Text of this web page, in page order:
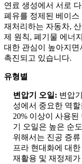
연료 생성에서 서로
폐유를 정제된 베이
재처리하는 자동차,
제 원칙, 폐기물 에너
대한 관심이 높아지면
촉진되고 있습니다.
유형별
변압기 오일: 변압
성에서 중요한 역
20% 이상이 사용
기 오일은 높은 순
위해서는 진공 증
프라 현대화에 대
재활용 및 재정제